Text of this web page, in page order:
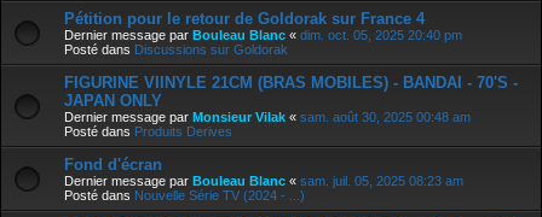
Pétition pour le retour de Goldorak sur France 4
Dernier message par Bouleau Blanc « dim. oct. 05, 2025 20:40 pm
Posté dans Discussions sur Goldorak
FIGURINE VIINYLE 21CM (BRAS MOBILES) - BANDAI - 70'S -
JAPAN ONLY
Dernier message par Monsieur Vilak « sam. août 30, 2025 00:48 am
Posté dans Produits Derives
Fond d'écran
Dernier message par Bouleau Blanc « sam. juil. 05, 2025 08:23 am
Posté dans Nouvelle Série TV (2024 - ...)